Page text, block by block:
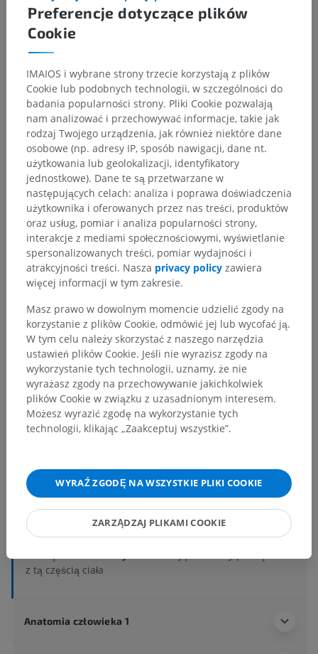
Hierarchia anatomiczna
Ciało ludzkie> Układy integrujące >
Układ sercowo-naczyniowy
Żyły czaszkowe> Żyły mózgu> Żyły móżdżku>
Żyły dolne półkuli móżdżku
z tą częścią ciała
Anatomia człowieka 1
Preferencje dotyczące plików
Cookie
IMAIOS i wybrane strony trzecie korzystają z plików
Cookie lub podobnych technologii, w szczególności do
badania popularności strony. Pliki Cookie pozwalają
nam analizować i przechowywać informacje, takie jak
rodzaj Twojego urządzenia, jak również niektóre dane
osobowe (np. adresy IP, sposób nawigacji, dane nt.
użytkowania lub geolokalizacji, identyfikatory
jednostkowe). Dane te są przetwarzane w
następujących celach: analiza i poprawa doświadczenia
użytkownika i oferowanych przez nas treści, produktów
oraz usług, pomiar i analiza popularności strony,
interakcje z mediami społecznościowymi, wyświetlanie
spersonalizowanych treści, pomiar wydajności i
atrakcyjności treści. Nasza privacy policy zawiera
więcej informacji w tym zakresie.
Masz prawo w dowolnym momencie udzielić zgody na
korzystanie z plików Cookie, odmówić jej lub wycofać ją.
W tym celu należy skorzystać z naszego narzędzia
ustawień plików Cookie. Jeśli nie wyrazisz zgody na
wykorzystanie tych technologii, uznamy, że nie
wyrażasz zgody na przechowywanie jakichkolwiek
plików Cookie w związku z uzasadnionym interesem.
Możesz wyrazić zgodę na wykorzystanie tych
technologii, klikając „Zaakceptuj wszystkie”.
WYRAŹ ZGODĘ NA WSZYSTKIE PLIKI COOKIE
ZARZĄDZAJ PLIKAMI COOKIE